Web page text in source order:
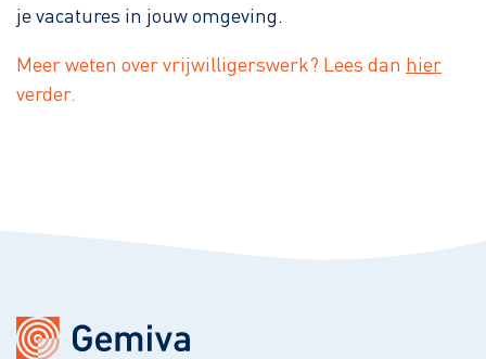
je vacatures in jouw omgeving.
Meer weten over vrijwilligerswerk? Lees dan hier
verder.